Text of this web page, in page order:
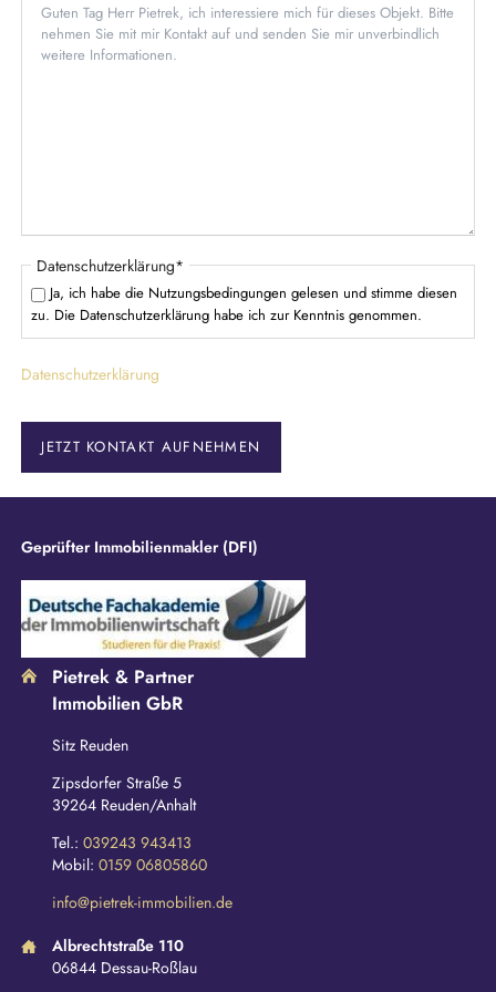
P
f
l
h
f
e
Datenschutzerklärung*
Ja, ich habe die Nutzungsbedingungen gelesen und stimme diesen
zu. Die Datenschutzerklärung habe ich zur Kenntnis genommen.
Datenschutzerklärung
JETZT KONTAKT AUFNEHMEN
Geprüfter Immobilienmakler (DFI)
Pietrek & Partner
Immobilien GbR
Sitz Reuden
Zipsdorfer Straße 5
39264 Reuden/Anhalt
Tel.: 039243 943413
Mobil: 0159 06805860
info@pietrek-immobilien.de
Albrechtstraße 110
06844 Dessau-Roßlau